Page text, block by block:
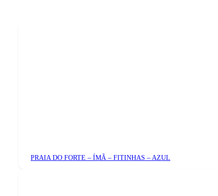
PRAIA DO FORTE – ÍMÃ – FITINHAS – AZUL